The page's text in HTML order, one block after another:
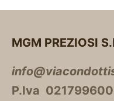
MGM PREZIOSI
P.Iva